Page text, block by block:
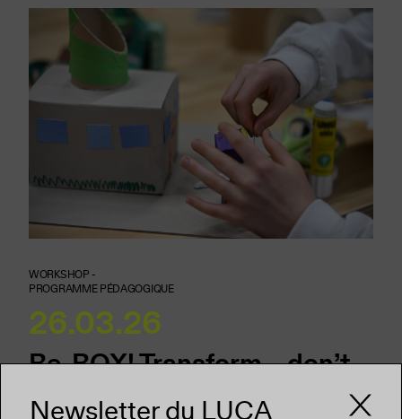
WORKSHOP -
PROGRAMME PÉDAGOGIQUE
26.03.26
Re-BOX! Transform – don’t
build
Newsletter du LUCA